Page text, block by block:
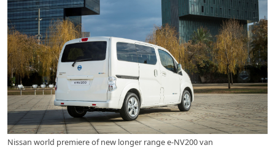
Nissan world premiere of new longer range e-NV200 van